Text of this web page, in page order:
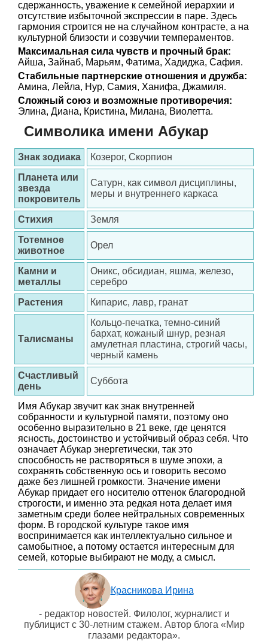
сдержанность, уважение к семейной иерархии и
отсутствие избыточной экспрессии в паре. Здесь
гармония строится не на случайном контрасте, а на
культурной близости и созвучии темпераментов.
Максимальная сила чувств и прочный брак:
Айша, Зайнаб, Марьям, Фатима, Хадиджа, Сафия.
Стабильные партнерские отношения и дружба:
Амина, Лейла, Нур, Самия, Ханифа, Джамиля.
Сложный союз и возможные противоречия:
Элина, Диана, Кристина, Милана, Виолетта.
Символика имени Абукар
Знак зодиака
Козерог, Скорпион
Планета или
звезда
покровитель
Сатурн, как символ дисциплины,
меры и внутреннего каркаса
Стихия
Земля
Тотемное
животное
Орел
Камни и
металлы
Оникс, обсидиан, яшма, железо,
серебро
Растения
Кипарис, лавр, гранат
Талисманы
Кольцо-печатка, темно-синий
бархат, кожаный шнур, резная
амулетная пластина, строгий часы,
черный камень
Счастливый
день
Суббота
Имя Абукар звучит как знак внутренней
собранности и культурной памяти, поэтому оно
особенно выразительно в 21 веке, где ценятся
ясность, достоинство и устойчивый образ себя. Что
означает Абукар энергетически, так это
способность не растворяться в шуме эпохи, а
сохранять собственную ось и говорить весомо
даже без лишней громкости. Значение имени
Абукар придает его носителю оттенок благородной
строгости, и именно эта редкая нота делает имя
заметным среди более нейтральных современных
форм. В городской культуре такое имя
воспринимается как интеллектуально сильное и
самобытное, а потому остается интересным для
семей, которые выбирают не моду, а смысл.
Красникова Ирина
- редактор новостей. Филолог, журналист и
публицист с 30-летним стажем. Автор блога «Мир
глазами редактора».